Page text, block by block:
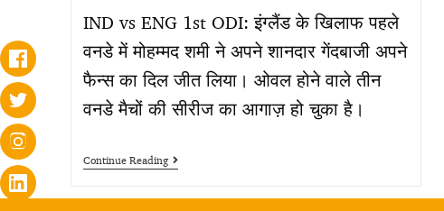
IND vs ENG 1st ODI: इंग्लैंड के खिलाफ पहले
वनडे में मोहम्मद शमी ने अपने शानदार गेंदबाजी अपने
फैन्स का दिल जीत लिया। ओवल होने वाले तीन
वनडे मैचों की सीरीज का आगाज़ हो चुका है।
Continue Reading